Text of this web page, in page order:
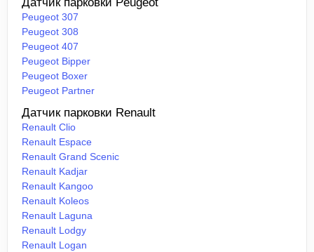
Датчик парковки Peugeot
Peugeot 307
Peugeot 308
Peugeot 407
Peugeot Bipper
Peugeot Boxer
Peugeot Partner
Датчик парковки Renault
Renault Clio
Renault Espace
Renault Grand Scenic
Renault Kadjar
Renault Kangoo
Renault Koleos
Renault Laguna
Renault Lodgy
Renault Logan